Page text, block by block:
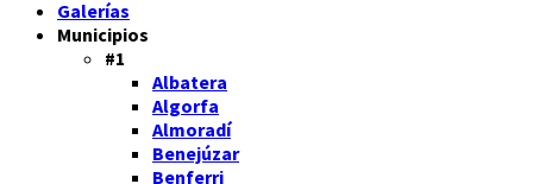
Galerías
Municipios
#1
Albatera
Algorfa
Almoradí
Benejúzar
Benferri